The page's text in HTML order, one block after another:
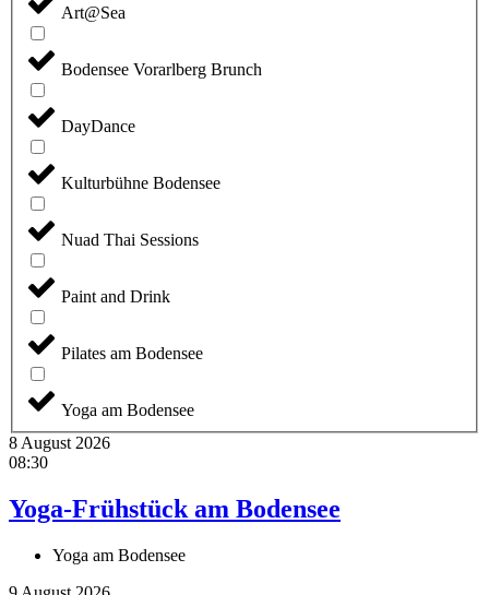
Art@Sea
Bodensee Vorarlberg Brunch
DayDance
Kulturbühne Bodensee
Nuad Thai Sessions
Paint and Drink
Pilates am Bodensee
Yoga am Bodensee
8 August 2026
08:30
Yoga-Frühstück am Bodensee
Yoga am Bodensee